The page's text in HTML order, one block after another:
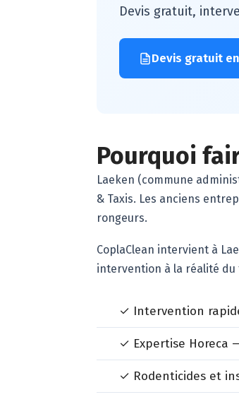
Devis gratuit,
Devis gratuit
Pourquoi
Laeken (commune
& Taxis. Les anciens
rongeurs.
CoplaClean intervient à
intervention à la réalité du
✓ Intervention
✓ Expertise Horeca
✓ Rodenticides et